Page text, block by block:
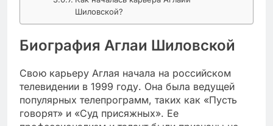
Шиловской?
Биография Аглаи Шиловской
Свою карьеру Аглая начала на российском
телевидении в 1999 году. Она была ведущей
популярных телепрограмм, таких как «Пусть
говорят» и «Суд присяжных». Ее